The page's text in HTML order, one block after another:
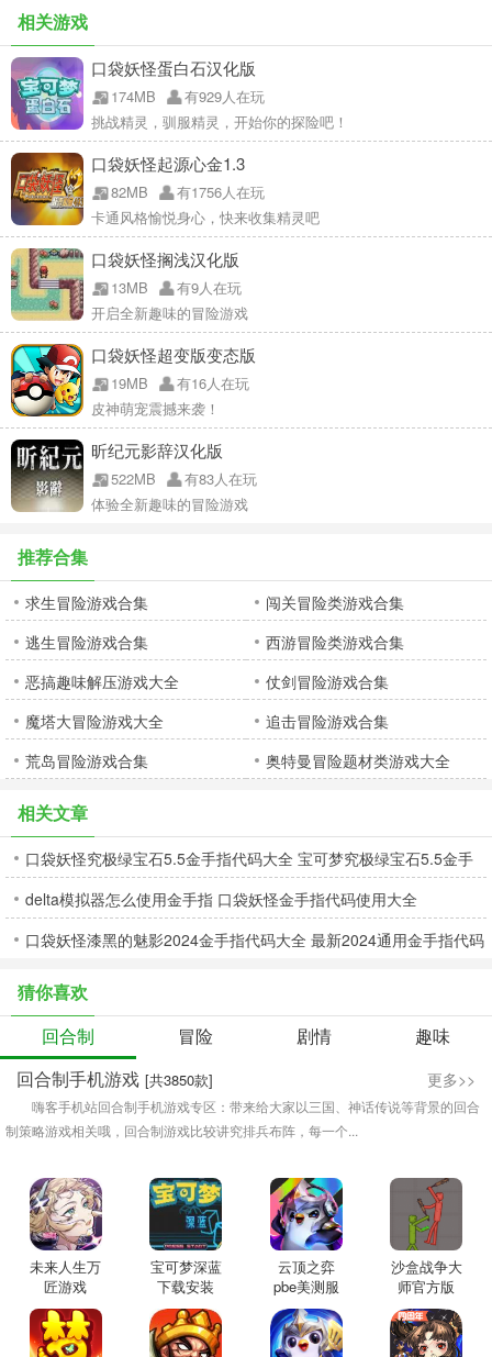
相关游戏
口袋妖怪蛋白石汉化版
174MB
有929人在玩
挑战精灵，驯服精灵，开始你的探险吧！
口袋妖怪起源心金1.3
82MB
有1756人在玩
卡通风格愉悦身心，快来收集精灵吧
口袋妖怪搁浅汉化版
13MB
有9人在玩
开启全新趣味的冒险游戏
口袋妖怪超变版变态版
19MB
有16人在玩
皮神萌宠震撼来袭！
昕纪元影辞汉化版
522MB
有83人在玩
体验全新趣味的冒险游戏
推荐合集
求生冒险游戏合集
闯关冒险类游戏合集
逃生冒险游戏合集
西游冒险类游戏合集
恶搞趣味解压游戏大全
仗剑冒险游戏合集
魔塔大冒险游戏大全
追击冒险游戏合集
荒岛冒险游戏合集
奥特曼冒险题材类游戏大全
相关文章
口袋妖怪究极绿宝石5.5金手指代码大全 宝可梦究极绿宝石5.5金手
指特性胶囊代码汇总
delta模拟器怎么使用金手指 口袋妖怪金手指代码使用大全
口袋妖怪漆黑的魅影2024金手指代码大全 最新2024通用金手指代码
总汇
猜你喜欢
回合制
冒险 剧情
趣味
回合制手机游戏 [共3850款] 更多>>
嗨客手机站回合制手机游戏专区：带来给大家以三国、神话传说等背景的回合
制策略游戏相关哦，回合制游戏比较讲究排兵布阵，每一个...
未来人生万
匠游戏
宝可梦深蓝
下载安装
云顶之弈
pbe美测服
沙盒战争大
师官方版